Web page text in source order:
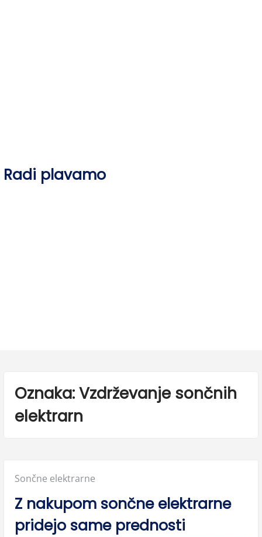
Radi plavamo
Oznaka:Vzdrževanje sončnih
elektrarn
Posted
in:
Sončne elektrarne
Z nakupom sončne elektrarne
pridejo same prednosti